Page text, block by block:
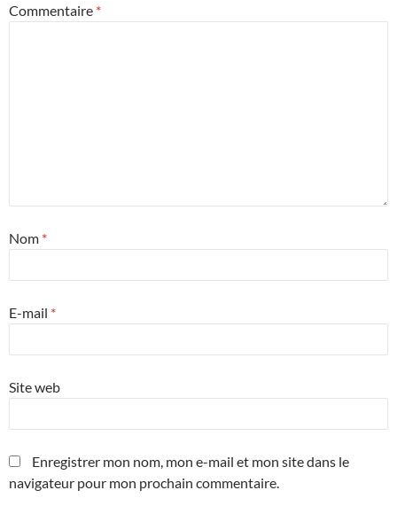
Commentaire *
Nom *
E-mail *
Site web
Enregistrer mon nom, mon e-mail et mon site dans le
navigateur pour mon prochain commentaire.